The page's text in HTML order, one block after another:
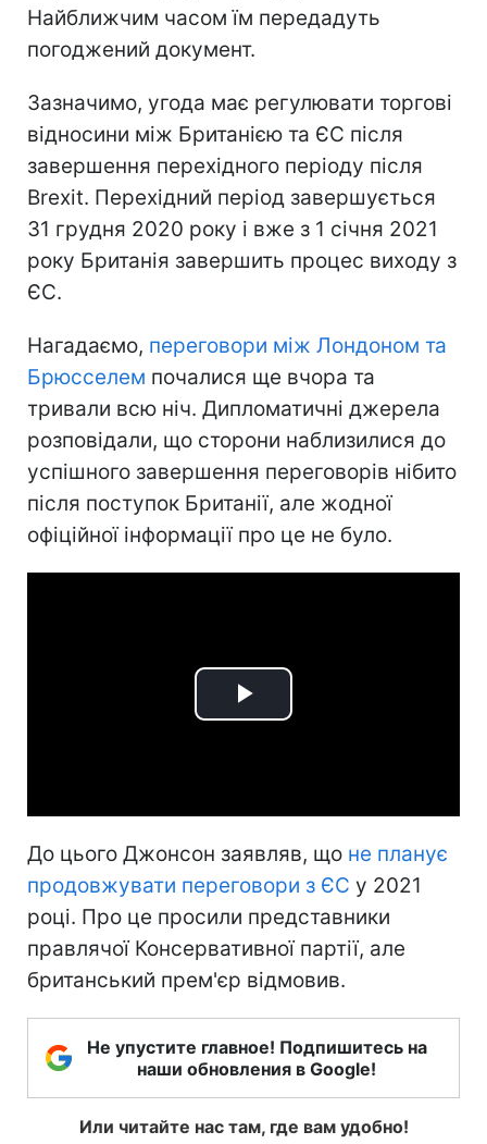
Найближчим часом їм передадуть
погоджений документ.
Зазначимо, угода має регулювати торгові
відносини між Британією та ЄС після
завершення перехідного періоду після
Brexit. Перехідний період завершується
31 грудня 2020 року і вже з 1 січня 2021
року Британія завершить процес виходу з
ЄС.
Нагадаємо, переговори між Лондоном та
Брюсселем почалися ще вчора та
тривали всю ніч. Дипломатичні джерела
розповідали, що сторони наблизилися до
успішного завершення переговорів нібито
після поступок Британії, але жодної
офіційної інформації про це не було.
Play
До цього Джонсон заявляв, що не планує
продовжувати переговори з ЄС у 2021
році. Про це просили представники
правлячої Консервативної партії, але
британський прем'єр відмовив.
Не упустите главное! Подпишитесь на
наши обновления в Google!
Или читайте нас там, где вам удобно!